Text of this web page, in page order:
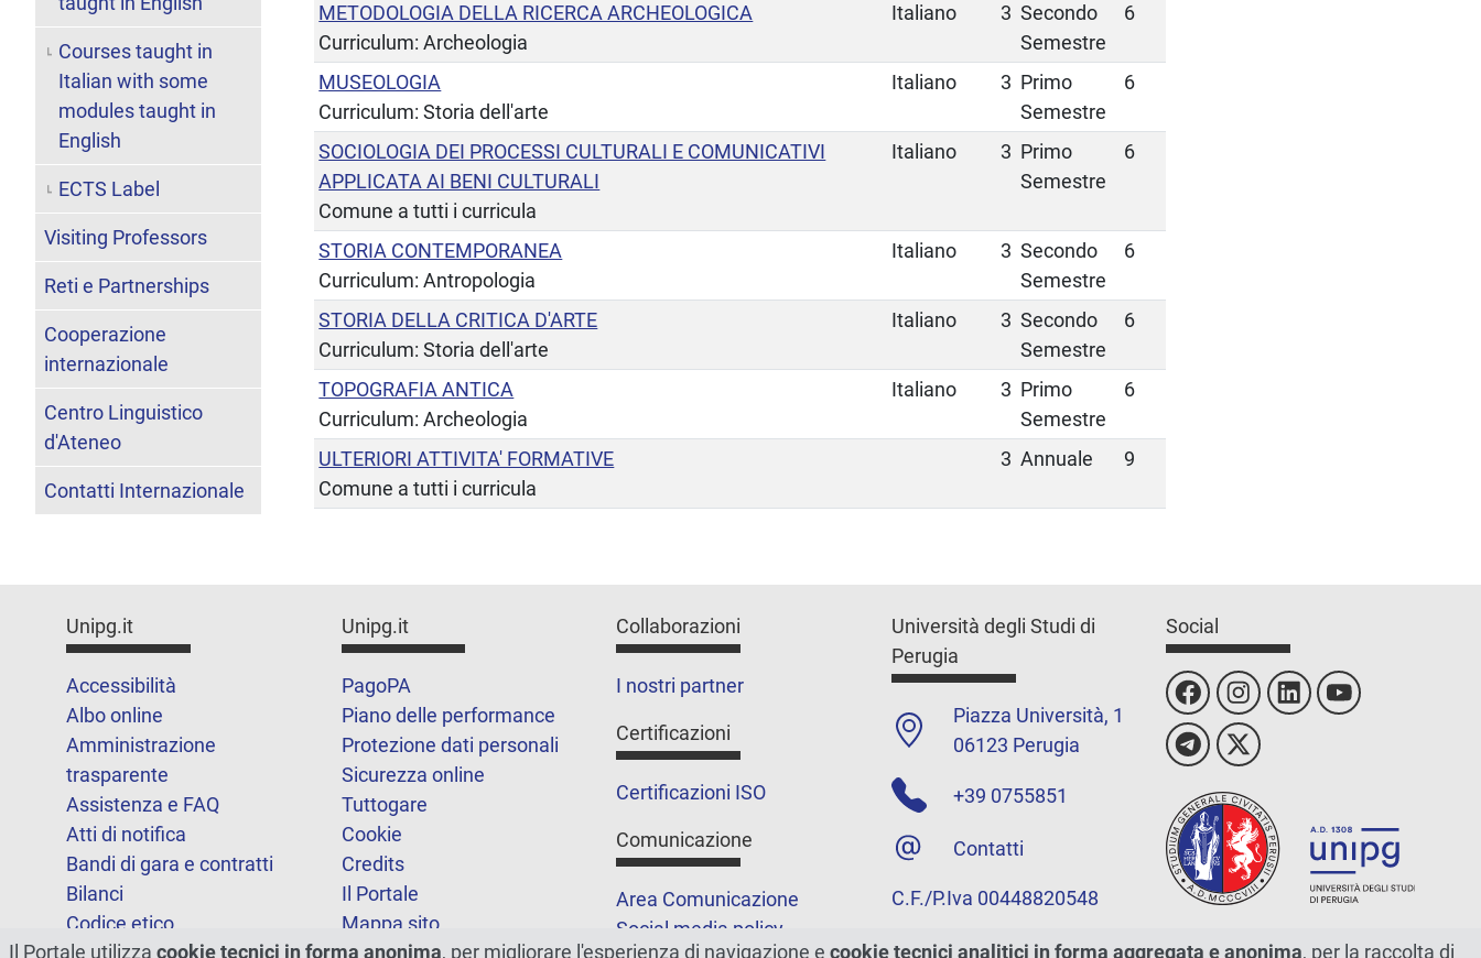
METODOLOGIA DELLA RICERCA ARCHEOLOGICA
Curriculum: Archeologia
Italiano 3 Secondo
Semestre
6
MUSEOLOGIA
Curriculum: Storia dell'arte
Italiano 3 Primo
Semestre
6
SOCIOLOGIA DEI PROCESSI CULTURALI E COMUNICATIVI
APPLICATA AI BENI CULTURALI
Comune a tutti i curricula
Italiano 3 Primo
Semestre
6
STORIA CONTEMPORANEA
Curriculum: Antropologia
Italiano 3 Secondo
Semestre
6
STORIA DELLA CRITICA D'ARTE
Curriculum: Storia dell'arte
Italiano 3 Secondo
Semestre
6
TOPOGRAFIA ANTICA
Curriculum: Archeologia
Italiano 3 Primo
Semestre
6
ULTERIORI ATTIVITA' FORMATIVE
Comune a tutti i curricula
3 Annuale 9
Courses taught in
Italian with some
modules taught in
English
ECTS Label
Visiting Professors
Reti e Partnerships
Cooperazione
internazionale
Centro Linguistico
d'Ateneo
Contatti Internazionale
Unipg.it
Accessibilità
Albo online
Amministrazione
trasparente
Assistenza e FAQ
Atti di notifica
Bandi di gara e contratti
Bilanci
Codice etico
FOIA
Unipg.it
PagoPA
Piano delle performance
Protezione dati personali
Sicurezza online
Tuttogare
Cookie
Credits
Il Portale
Mappa sito
Statistiche
Collaborazioni
I nostri partner
Certificazioni
Certificazioni ISO
Comunicazione
Area Comunicazione
Social media policy
Università degli Studi di
Perugia
Piazza Università, 1
06123 Perugia
+39 0755851
Contatti
C.F./P.Iva 00448820548
Social
Il Portale utilizza cookie tecnici in forma anonima, per migliorare l'esperienza di navigazione e cookie tecnici analitici in forma aggregata e anonima, per la raccolta di